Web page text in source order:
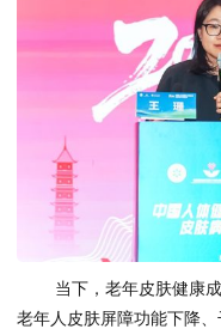
当下，老年皮肤健康
老年人皮肤屏障功能下降